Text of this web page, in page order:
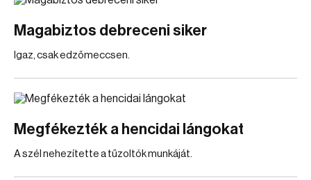
Magabiztos debreceni siker
Igaz, csak edzőmeccsen.
Megfékezték a hencidai lángokat
A szél nehezítette a tűzoltók munkáját.